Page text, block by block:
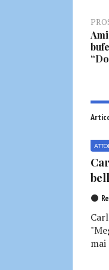
mai